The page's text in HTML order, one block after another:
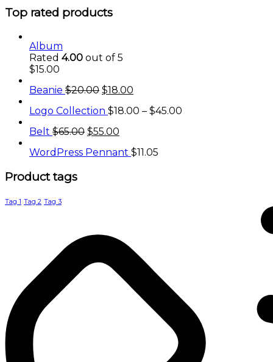
Top rated products
Album
Rated 4.00 out of 5
$15.00
Beanie $20.00 $18.00
Logo Collection $18.00 – $45.00
Belt $65.00 $55.00
WordPress Pennant $11.05
Product tags
Tag 1 Tag 2 Tag 3